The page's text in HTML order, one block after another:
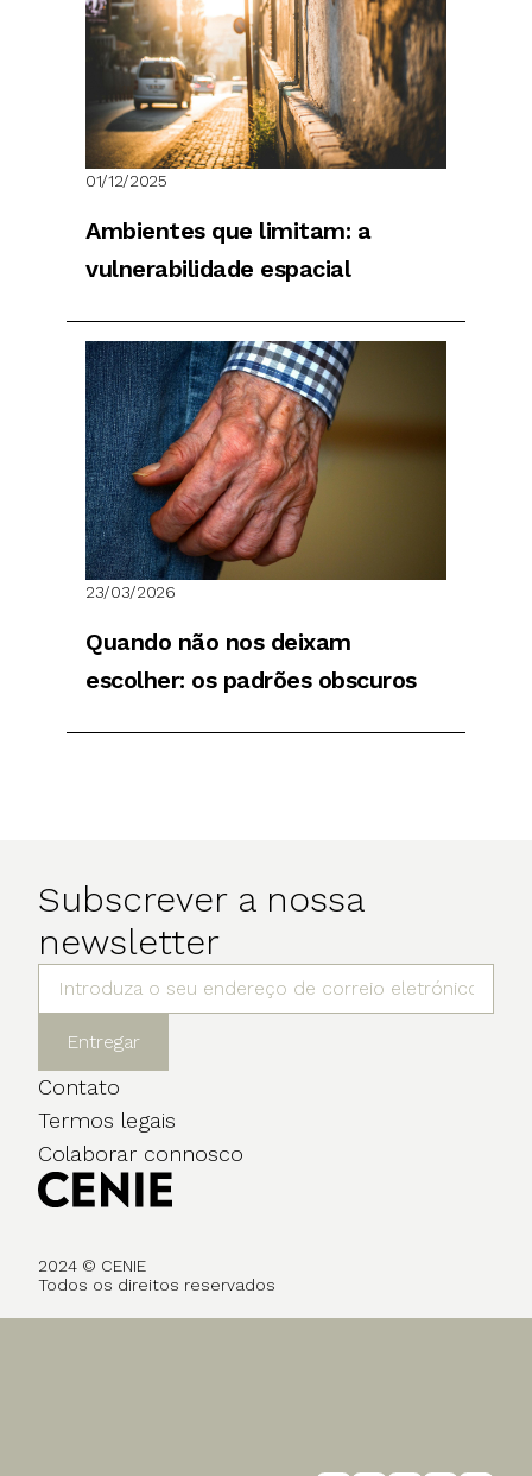
01/12/2025
Ambientes que limitam: a
vulnerabilidade espacial
23/03/2026
Quando não nos deixam
escolher: os padrões obscuros
Subscrever a nossa
newsletter
Entregar
Contato
Termos legais
Colaborar connosco
2024 © CENIE
Todos os direitos reservados